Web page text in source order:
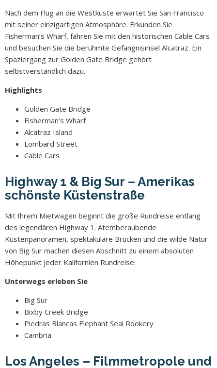
Nach dem Flug an die Westküste erwartet Sie San Francisco
mit seiner einzigartigen Atmosphäre. Erkunden Sie
Fisherman’s Wharf, fahren Sie mit den historischen Cable Cars
und besuchen Sie die berühmte Gefängnisinsel Alcatraz. Ein
Spaziergang zur Golden Gate Bridge gehört
selbstverständlich dazu.
Highlights
Golden Gate Bridge
Fisherman’s Wharf
Alcatraz Island
Lombard Street
Cable Cars
Highway 1 & Big Sur – Amerikas
schönste Küstenstraße
Mit Ihrem Mietwagen beginnt die große Rundreise entlang
des legendären Highway 1. Atemberaubende
Küstenpanoramen, spektakuläre Brücken und die wilde Natur
von Big Sur machen diesen Abschnitt zu einem absoluten
Höhepunkt jeder Kalifornien Rundreise.
Unterwegs erleben Sie
Big Sur
Bixby Creek Bridge
Piedras Blancas Elephant Seal Rookery
Cambria
Los Angeles – Filmmetropole und